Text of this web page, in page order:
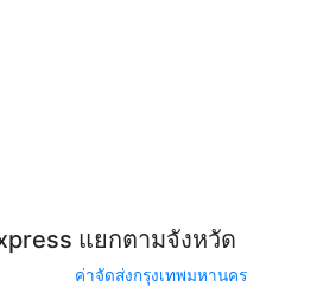
แยกตามจังหวัด
ค่าจัดส่งกรุงเทพมหานคร